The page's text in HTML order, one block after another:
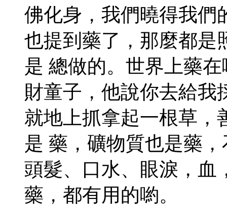
佛化身，我們曉得我們
也提到藥了，那麼都是
是 總做的。世界上藥
財童子，他說你去給我
就地上抓拿起一根草，
是 藥，礦物質也是藥
頭髮、口水、眼淚，血
藥，都有用的喲。